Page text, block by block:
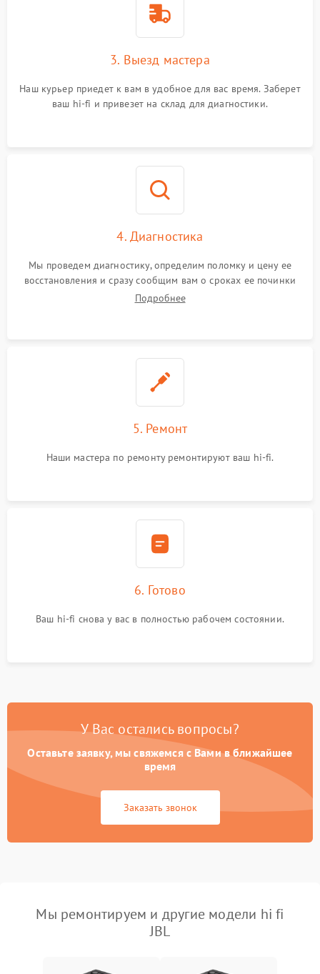
3. Выезд мастера
Наш курьер приедет к вам в удобное для вас время. Заберет
ваш hi-fi и привезет на склад для диагностики.
4. Диагностика
Мы проведем диагностику, определим поломку и цену ее
восстановления и сразу сообщим вам о сроках ее починки
Подробнее
5. Ремонт
Наши мастера по ремонту ремонтируют ваш hi-fi.
6. Готово
Ваш hi-fi снова у вас в полностью рабочем состоянии.
У Вас остались вопросы?
Оставьте заявку, мы свяжемся с Вами в ближайшее
время
Заказать звонок
Мы ремонтируем и другие модели hi fi
JBL